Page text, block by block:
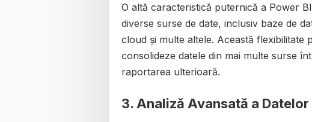
O altă caracteristică puternică a Power
diverse surse de date, inclusiv baze de
cloud și multe altele. Această flexibilitate
consolideze datele din mai multe surse
raportarea ulterioară.
3. Analiză Avansată a Datelor